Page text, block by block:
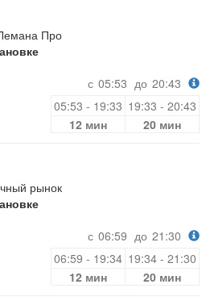
Про
с 05:53 до 20:43
05:53 - 19:33 19:33 - 20:43
12 мин
20 мин
рынок
с 06:59 до 21:30
06:59 - 19:34 19:34 - 21:30
12 мин
20 мин